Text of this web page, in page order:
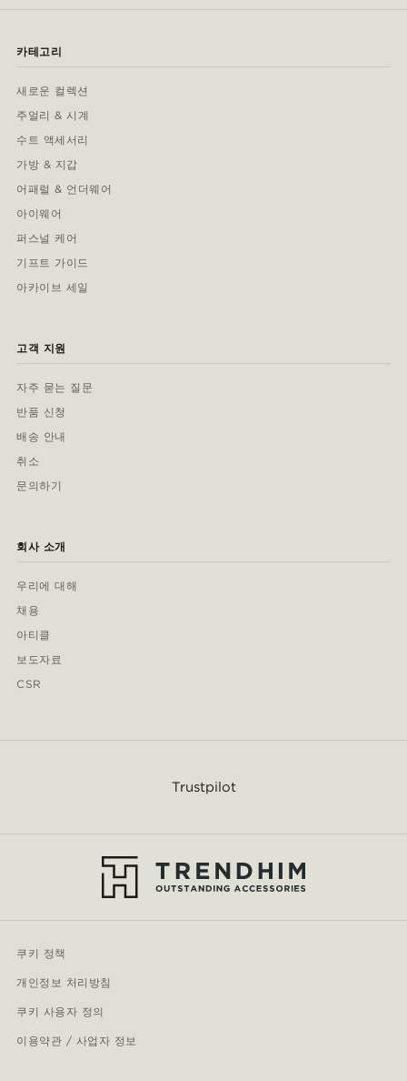
카테고리
새로운 컬렉션
주얼리 & 시계
수트 액세서리
가방 & 지갑
어패럴 & 언더웨어
아이웨어
퍼스널 케어
기프트 가이드
아카이브 세일
고객 지원
자주 묻는 질문
반품 신청
배송 안내
취소
문의하기
회사 소개
우리에 대해
채용
아티클
보도자료
CSR
Trustpilot
쿠키 정책
개인정보 처리방침
쿠키 사용자 정의
이용약관 / 사업자 정보